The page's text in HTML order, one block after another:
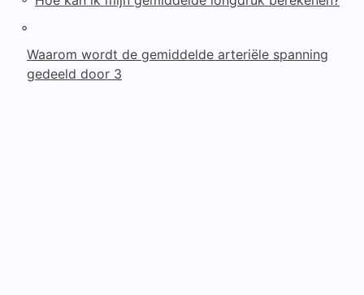
◦
Waarom wordt de gemiddelde arteriële spanning
gedeeld door 3